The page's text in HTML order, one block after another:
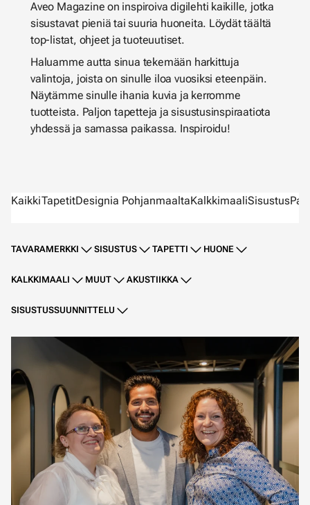
Aveo Magazine on inspiroiva digilehti kaikille, jotka
sisustavat pieniä tai suuria huoneita. Löydät täältä
top-listat, ohjeet ja tuoteuutiset.
Haluamme autta sinua tekemään harkittuja
valintoja, joista on sinulle iloa vuosiksi eteenpäin.
Näytämme sinulle ihania kuvia ja kerromme
tuotteista. Paljon tapetteja ja sisustusinspiraatiota
yhdessä ja samassa paikassa. Inspiroidu!
KaikkiTapetitDesignia PohjanmaaltaKalkkimaaliSisustus
TAVARAMERKKI SISUSTUS TAPETTI HUONE
KALKKIMAALI MUUT AKUSTIIKKA
SISUSTUSSUUNNITTELU